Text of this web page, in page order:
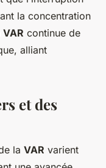
la concentration
VAR continue de
alliant
et des
la VAR varient